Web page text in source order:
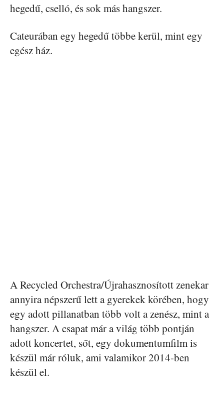
hegedű, cselló, és sok más hangszer.
Cateurában egy hegedű többe kerül, mint egy
egész ház.
A Recycled Orchestra/Újrahasznosított zenekar
annyira népszerű lett a gyerekek körében, hogy
egy adott pillanatban több volt a zenész, mint a
hangszer. A csapat már a világ több pontján
adott koncertet, sőt, egy dokumentumfilm is
készül már róluk, ami valamikor 2014-ben
készül el.